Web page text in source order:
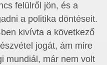
felülről jön, és a
a politika döntéseit.
kivívta a következő
jogát, ám mire
mundiál, már nem volt